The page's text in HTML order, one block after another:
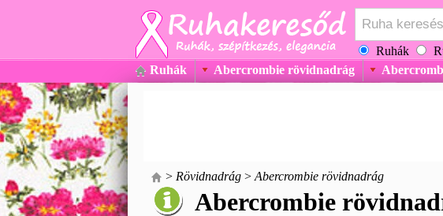
Ruhák
Ruhák Abercrombie rövidnadrág
> Rövidnadrág > Abercrombie rövidnadrág
Abercrombie